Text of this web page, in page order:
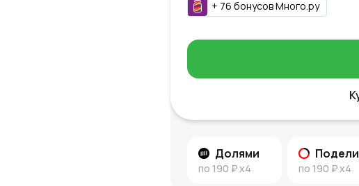
+ 76 бонусовМного.ру
Долями
по 190 ₽x4
Подели
по 190 ₽x4